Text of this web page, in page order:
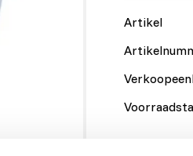
Artikel